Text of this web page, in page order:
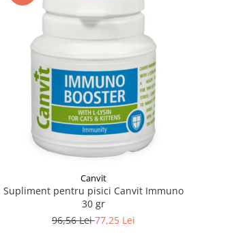
Canvit
Supliment pentru pisici Canvit Immuno
30 gr
96,56 Lei77,25 Lei